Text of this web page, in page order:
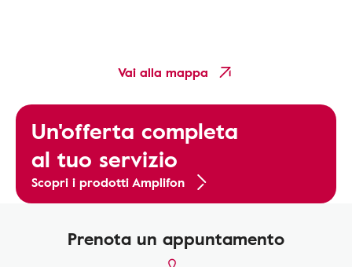
Vai alla mappa
Un'offerta completa
al tuo servizio
Scopri i prodotti Amplifon
Prenota un appuntamento